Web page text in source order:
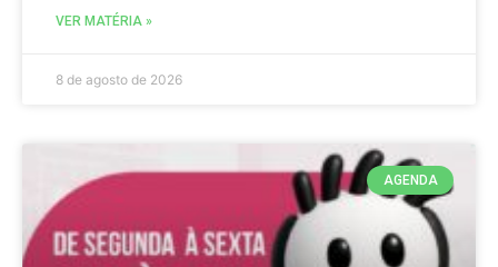
VER MATÉRIA »
8 de agosto de 2026
AGENDA